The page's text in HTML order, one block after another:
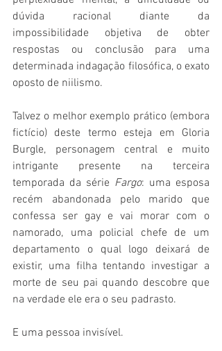
dúvida racional diante da
impossibilidade objetiva de obter
respostas ou conclusão para uma
determinada indagação filosófica, o exato
oposto de niilismo.
Talvez o melhor exemplo prático (embora
fictício) deste termo esteja em Gloria
Burgle, personagem central e muito
intrigante presente na terceira
temporada da série Fargo: uma esposa
recém abandonada pelo marido que
confessa ser gay e vai morar com o
namorado, uma policial chefe de um
departamento o qual logo deixará de
existir, uma filha tentando investigar a
morte de seu pai quando descobre que
na verdade ele era o seu padrasto.
E uma pessoa invisível.